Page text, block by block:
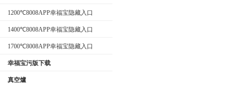
型）1200℃8008APP幸福宝隐藏入口
1400℃8008APP幸福宝隐藏入口
1700℃8008APP幸福宝隐藏入口
幸福宝污版下载
真空爐